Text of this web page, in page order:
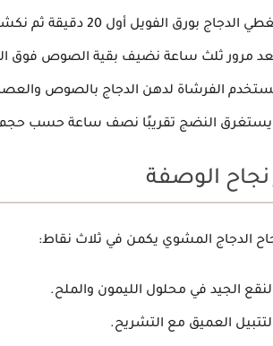
الدجاج بورق الفويل أول 20 دقيقة ثم نكشفه.
مرور ثلث ساعة نضيف بقية الصوص فوق
الفرشاة لدهن الدجاج بالصوص
يستغرق النضج تقريبًا نصف ساعة حسب حجم
الوصفة
الدجاج المشوي يكمن في ثلاث نقاط:
الجيد في محلول الليمون والملح.
العميق مع التشريح.